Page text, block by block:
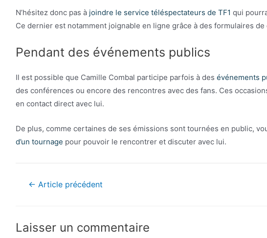
N’hésitez donc pas à joindre le service téléspectateurs de TF1 qui
Ce dernier est notamment joignable en ligne grâce à des formulaires
Pendant des événements publics
Il est possible que Camille Combal participe parfois à des événements
des conférences ou encore des rencontres avec des fans. Ces
en contact direct avec lui.
De plus, comme certaines de ses émissions sont tournées en public,
d’un tournage pour pouvoir le rencontrer et discuter avec lui.
Navigation
← Article précédent
Laisser un commentaire